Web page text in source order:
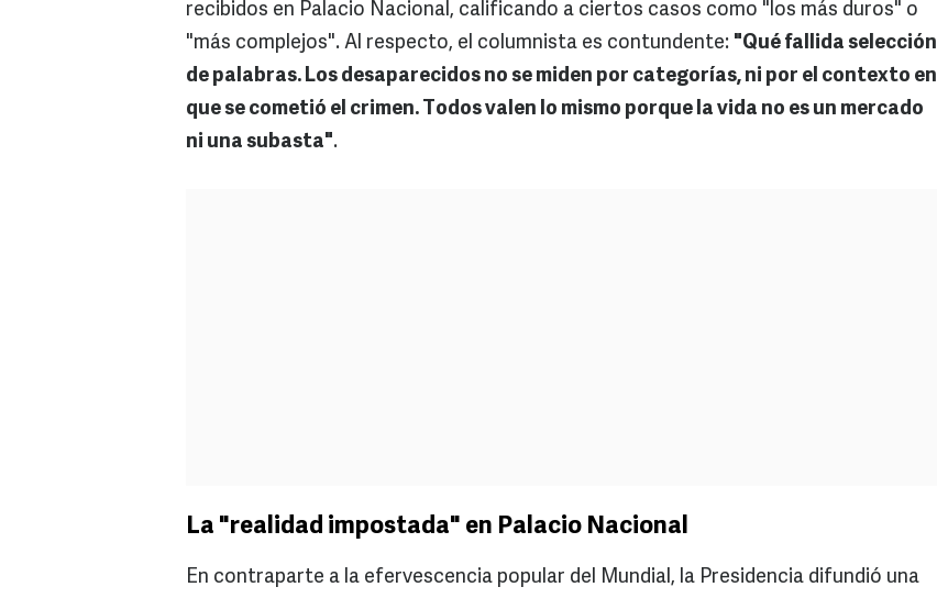
recibidos en Palacio Nacional, calificando a ciertos casos como "los más duros" o
"más complejos". Al respecto, el columnista es contundente: "Qué fallida selección
de palabras. Los desaparecidos no se miden por categorías, ni por el contexto en
que se cometió el crimen. Todos valen lo mismo porque la vida no es un mercado
ni una subasta".
La "realidad impostada" en Palacio Nacional
En contraparte a la efervescencia popular del Mundial, la Presidencia difundió una